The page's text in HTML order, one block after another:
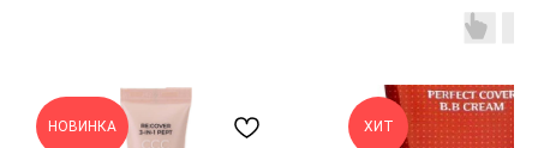
НОВИНКА ХИТ